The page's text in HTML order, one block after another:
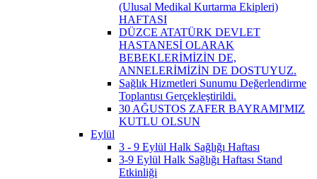
(Ulusal Medikal Kurtarma Ekipleri)
HAFTASI
DÜZCE ATATÜRK DEVLET
HASTANESİ OLARAK
BEBEKLERİMİZİN DE,
ANNELERİMİZİN DE DOSTUYUZ.
Sağlık Hizmetleri Sunumu Değerlendirme
Toplantısı Gerçekleştirildi.
30 AĞUSTOS ZAFER BAYRAMI'MIZ
KUTLU OLSUN
Eylül
3 - 9 Eylül Halk Sağlığı Haftası
3-9 Eylül Halk Sağlığı Haftası Stand
Etkinliği